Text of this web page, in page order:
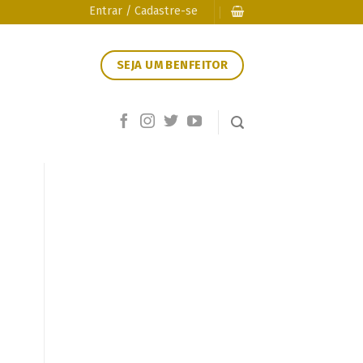
Entrar / Cadastre-se
SEJA UM BENFEITOR